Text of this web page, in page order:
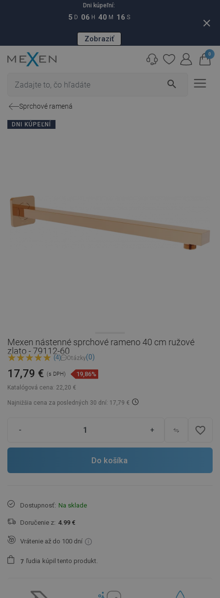
Dni kúpeľní:
5 D 06 H 40 M 15 S
Zobraziť
close
search
0
Sprchové ramená
DNI KÚPEĽNÍ
Mexen nástenné sprchové rameno 40 cm ružové
zlato - 79112-60
(4) Otázky(0)
Katalógová cena: 22,20 €
17,79 € (s DPH) 19,86%
Najnižšia cena za posledných 30 dní: 17,79 €
- + favorite_border
Do košíka
Dostupnosť: Na sklade
Doručenie z: 4.99 €
Vrátenie až do 100 dní
7 ľudia kúpil tento produkt.